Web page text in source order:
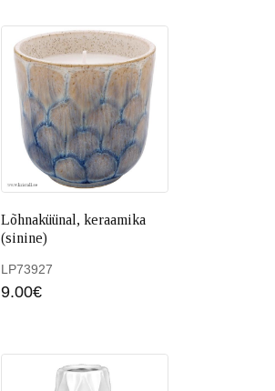
Lõhnaküünal, keraamika
(sinine)
LP73927
9.00€